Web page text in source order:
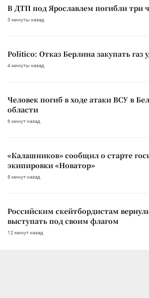
В ДТП под Ярославлем погибли три
3 минуты назад
Politico: Отказ Берлина закупать газ
4 минуты назад
Человек погиб в ходе атаки ВСУ в
области
6 минут назад
«Калашников» сообщил о старте
экипировки «Новатор»
8 минут назад
Российским скейтбордистам
выступать под своим флагом
12 минут назад